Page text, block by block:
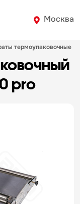
Москва
термоупаковочные
pro